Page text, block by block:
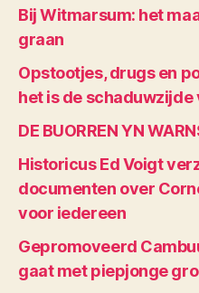
Bij Witmarsum: het
graan
Opstootjes, drugs en
het is de schaduwzijde
DE BUORREN YN
Historicus Ed Voigt
documenten over
voor iedereen
Gepromoveerd
gaat met piepjonge